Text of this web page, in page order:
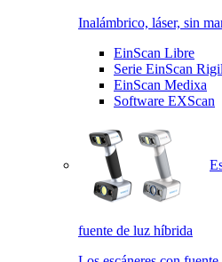
Inalámbrico, láser, sin
EinScan Libre
Serie EinScan Rigil
EinScan Medixa
Software EXScan
fuente de luz híbrida